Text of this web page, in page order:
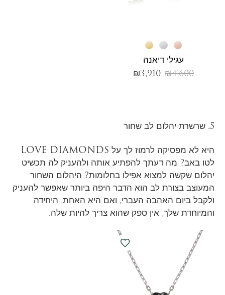
עגילי דיאנה
₪4,600
₪3,910
5. שרשרת יהלום לב שחור
היא לא מפסיקה לרמוז לך על LOVE DIAMONDS
לטו באב? מה דעתך להפתיע אותה ולהעניק לה תכשיט
יהלום שקשה למצוא אפילו בחלומות? היהלום השחור
המעוצב בצורת לב הוא הדבר היפה ביותר שאפשר להעניק
ולקבל ביום האהבה העברי, ואם היא האחת, היחידה
והמיוחדת שלך, אין ספק שהוא צריך להיות שלה.